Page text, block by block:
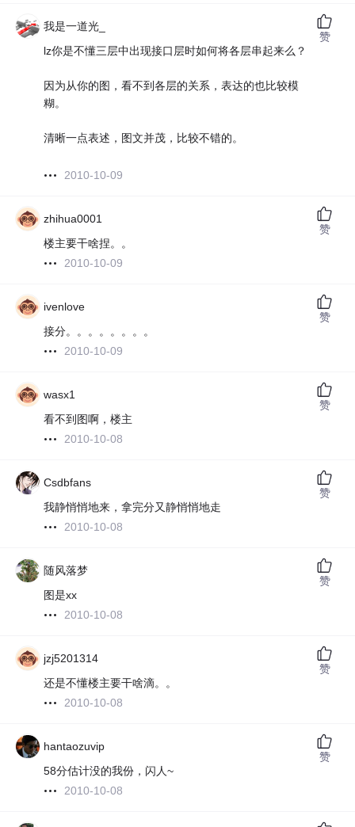
我是一道光_
lz你是不懂三层中出现接口层时如何将各层串起来么？
因为从你的图，看不到各层的关系，表达的也比较模
糊。
清晰一点表述，图文并茂，比较不错的。
2010-10-09
赞
zhihua0001
楼主要干啥捏。。
2010-10-09
赞
ivenlove
接分。。。。。。。。
2010-10-09
赞
wasx1
看不到图啊，楼主
2010-10-08
赞
Csdbfans
我静悄悄地来，拿完分又静悄悄地走
2010-10-08
赞
随风落梦
图是xx
2010-10-08
赞
jzj5201314
还是不懂楼主要干啥滴。。
2010-10-08
赞
hantaozuvip
58分估计没的我份，闪人~
2010-10-08
赞